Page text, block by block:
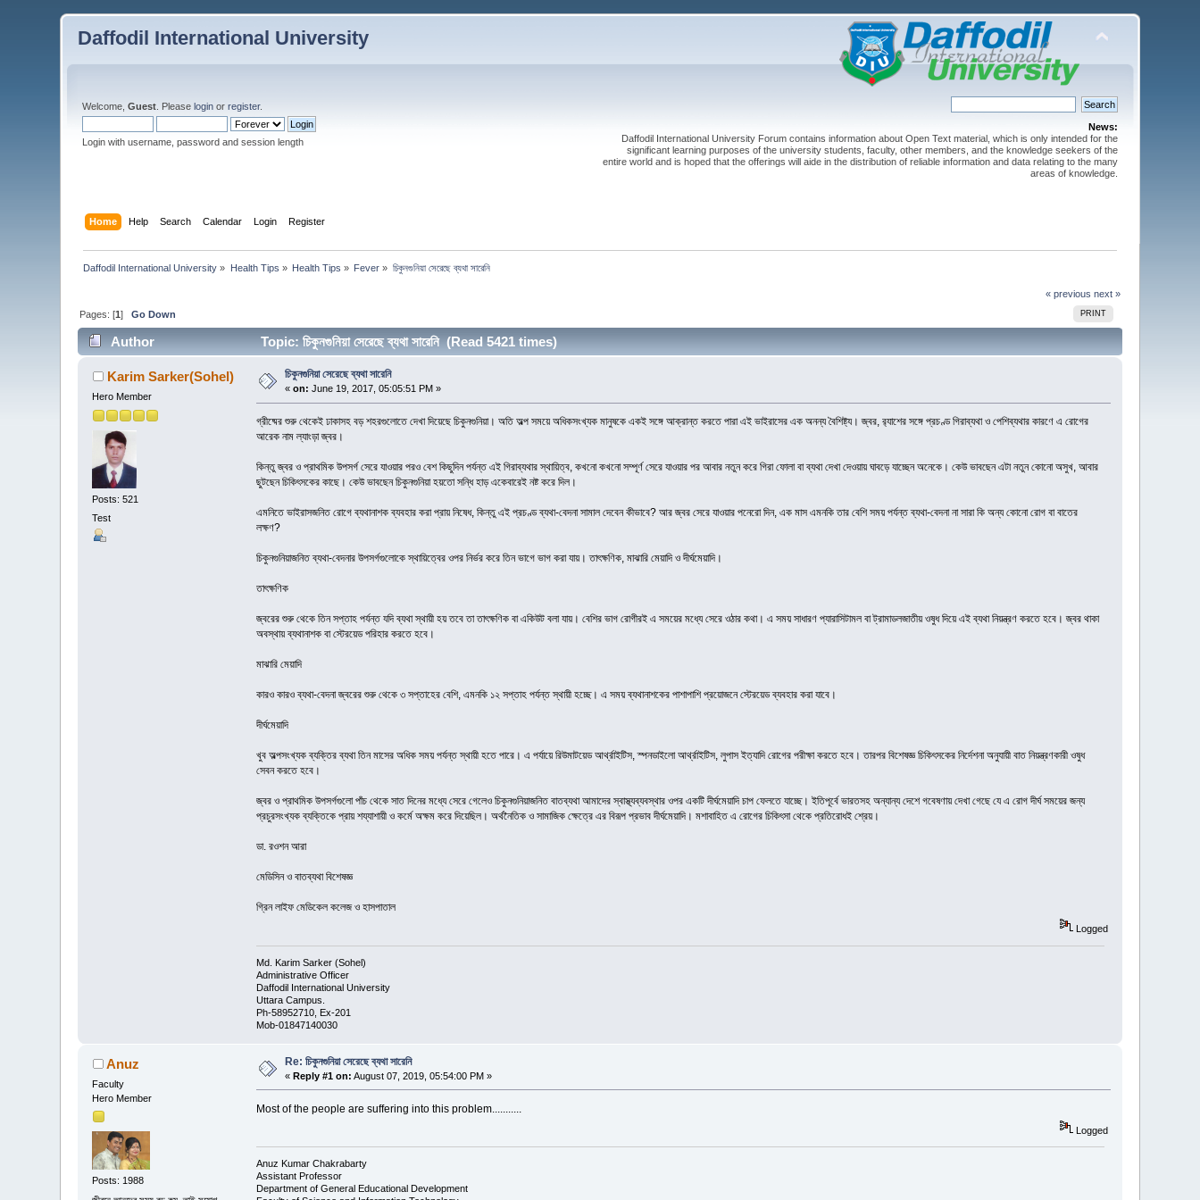
Daffodil International University
Welcome,Guest . Pleaselogin orregister.
Login with username, password and session length
News:
Daffodil International University Forum contains information about Open Text material, which is only intended for the
significant learning purposes of the university students, faculty, other members, and the knowledge seekers of the
entire world and is hoped that the offerings will aide in the distribution of reliable information and data relating to the many
areas of knowledge.
Home Help Search Calendar Login Register
Daffodil International University » Health Tips » Health Tips » Fever » চিকুনগুনিয়া সেরেছে ব্যথা সারেনি
« previous next »
PRINT
Pages: [1]Go Down
Author Topic: চিকুনগুনিয়া সেরেছে ব্যথা সারেনি (Read 5421 times)
Karim Sarker(Sohel)
Hero Member
Posts: 521
Test
চিকুনগুনিয়া সেরেছে ব্যথা সারেনি
«on: June 19, 2017, 05:05:51 PM »
গ্রীষ্মের শুরু থেকেই ঢাকাসহ বড় শহরগুলোতে দেখা দিয়েছে চিকুনগুনিয়া। অতি অল্প সময়ে অধিকসংখ্যক মানুষকে একই সঙ্গে আক্রান্ত করতে পারা এই ভাইরাসের এক অনন্য বৈশিষ্ট্য। জ্বর, র‍্যাশের সঙ্গে প্রচণ্ড গিরাব্যথা ও পেশিব্যথার কারণে এ রোগের
আরেক নাম ল্যাংড়া জ্বর।
কিন্তু জ্বর ও প্রাথমিক উপসর্গ সেরে যাওয়ার পরও বেশ কিছুদিন পর্যন্ত এই গিরাব্যথার স্থায়িত্ব, কখনো কখনো সম্পূর্ণ সেরে যাওয়ার পর আবার নতুন করে গিরা ফোলা বা ব্যথা দেখা দেওয়ায় ঘাবড়ে যাচ্ছেন অনেকে। কেউ ভাবছেন এটা নতুন কোনো অসুখ, আবার
ছুটছেন চিকিৎসকের কাছে। কেউ ভাবছেন চিকুনগুনিয়া হয়তো সন্ধি হাড় একেবারেই নষ্ট করে দিল।
এমনিতে ভাইরাসজনিত রোগে ব্যথানাশক ব্যবহার করা প্রায় নিষেধ, কিন্তু এই প্রচণ্ড ব্যথা-বেদনা সামাল দেবেন কীভাবে? আর জ্বর সেরে যাওয়ার পনেরো দিন, এক মাস এমনকি তার বেশি সময় পর্যন্ত ব্যথা-বেদনা না সারা কি অন্য কোনো রোগ বা বাতের
লক্ষণ?
চিকুনগুনিয়াজনিত ব্যথা-বেদনার উপসর্গগুলোকে স্থায়িত্বের ওপর নির্ভর করে তিন ভাগে ভাগ করা যায়। তাৎক্ষণিক, মাঝারি মেয়াদি ও দীর্ঘমেয়াদি।
তাৎক্ষণিক
জ্বরের শুরু থেকে তিন সপ্তাহ পর্যন্ত যদি ব্যথা স্থায়ী হয় তবে তা তাৎক্ষণিক বা একিউট বলা যায়। বেশির ভাগ রোগীরই এ সময়ের মধ্যে সেরে ওঠার কথা। এ সময় সাধারণ প্যারাসিটামল বা ট্রামাডলজাতীয় ওষুধ দিয়ে এই ব্যথা নিয়ন্ত্রণ করতে হবে। জ্বর থাকা
অবস্থায় ব্যথানাশক বা স্টেরয়েড পরিহার করতে হবে।
মাঝারি মেয়াদি
কারও কারও ব্যথা-বেদনা জ্বরের শুরু থেকে ৩ সপ্তাহের বেশি, এমনকি ১২ সপ্তাহ পর্যন্ত স্থায়ী হচ্ছে। এ সময় ব্যথানাশকের পাশাপাশি প্রয়োজনে স্টেরয়েড ব্যবহার করা যাবে।
দীর্ঘমেয়াদি
খুব অল্পসংখ্যক ব্যক্তির ব্যথা তিন মাসের অধিক সময় পর্যন্ত স্থায়ী হতে পারে। এ পর্যায়ে রিউমাটয়েড আর্থ্রাইটিস, স্পনডাইলো আর্থ্রাইটিস, লুপাস ইত্যাদি রোগের পরীক্ষা করতে হবে। তারপর বিশেষজ্ঞ চিকিৎসকের নির্দেশনা অনুযায়ী বাত নিয়ন্ত্রণকারী ওষুধ
সেবন করতে হবে।
জ্বর ও প্রাথমিক উপসর্গগুলো পাঁচ থেকে সাত দিনের মধ্যে সেরে গেলেও চিকুনগুনিয়াজনিত বাতব্যথা আমাদের স্বাস্থ্যব্যবস্থার ওপর একটি দীর্ঘমেয়াদি চাপ ফেলতে যাচ্ছে। ইতিপূর্বে ভারতসহ অন্যান্য দেশে গবেষণায় দেখা গেছে যে এ রোগ দীর্ঘ সময়ের জন্য
প্রচুরসংখ্যক ব্যক্তিকে প্রায় শয্যাশায়ী ও কর্মে অক্ষম করে দিয়েছিল। অর্থনৈতিক ও সামাজিক ক্ষেত্রে এর বিরূপ প্রভাব দীর্ঘমেয়াদি। মশাবাহিত এ রোগের চিকিৎসা থেকে প্রতিরোধই শ্রেয়।
ডা. রওশন আরা
মেডিসিন ও বাতব্যথা বিশেষজ্ঞ
গ্রিন লাইফ মেডিকেল কলেজ ও হাসপাতাল
Logged
Md. Karim Sarker (Sohel)
Administrative Officer
Daffodil International University
Uttara Campus.
Ph-58952710, Ex-201
Mob-01847140030
Anuz
Faculty
Hero Member
Posts: 1988
Re: চিকুনগুনিয়া সেরেছে ব্যথা সারেনি
«Reply #1 on: August 07, 2019, 05:54:00 PM »
Most of the people are suffering into this problem...........
Logged
Anuz Kumar Chakrabarty
Assistant Professor
Department of General Educational Development